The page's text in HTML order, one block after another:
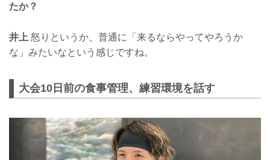
たか？
井上 怒りというか、普通に「来るならやってやろうか
な」みたいなという感じですね。
大会10日前の食事管理、練習環境を話す